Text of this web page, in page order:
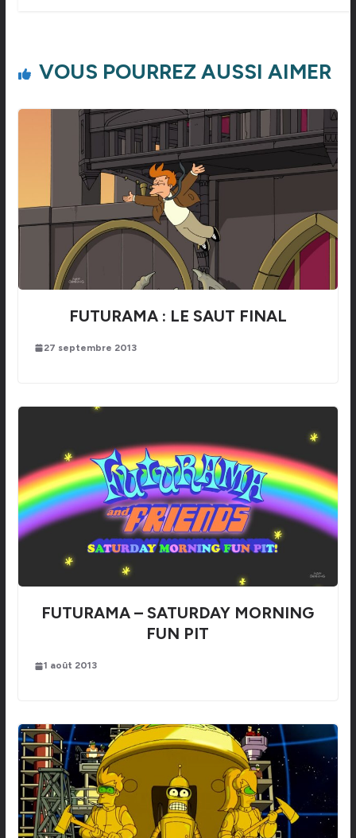
VOUS POURREZ AUSSI AIMER
FUTURAMA : LE SAUT FINAL
27 septembre 2013
FUTURAMA – SATURDAY MORNING
FUN PIT
1 août 2013